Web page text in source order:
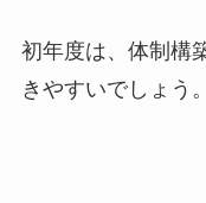
初年度は、体制構
きやすいでしょう。